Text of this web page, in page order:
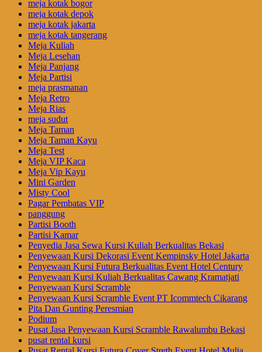
meja kotak bogor
meja kotak depok
meja kotak jakarta
meja kotak tangerang
Meja Kuliah
Meja Lesehan
Meja Panjang
Meja Partisi
meja prasmanan
Meja Retro
Meja Rias
meja sudut
Meja Taman
Meja Taman Kayu
Meja Test
Meja VIP Kaca
Meja Vip Kayu
Mini Garden
Misty Cool
Pagar Pembatas VIP
panggung
Partisi Booth
Partisi Kamar
Penyedia Jasa Sewa Kursi Kuliah Berkualitas Bekasi
Penyewaan Kursi Dekorasi Event Kempinsky Hotel Jakarta
Penyewaan Kursi Futura Berkualitas Event Hotel Century
Penyewaan Kursi Kuliah Berkualitas Cawang Kramatjati
Penyewaan Kursi Scramble
Penyewaan Kursi Scramble Event PT Icommtech Cikarang
Pita Dan Gunting Peresmian
Podium
Pusat Jasa Penyewaan Kursi Scramble Rawalumbu Bekasi
pusat rental kursi